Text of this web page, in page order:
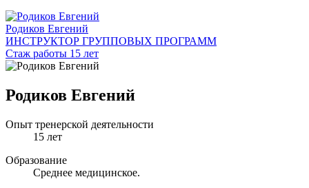
Родиков Евгений
ИНСТРУКТОР ГРУППОВЫХ ПРОГРАММ
Стаж работы 15 лет
Родиков Евгений
Опыт тренерской деятельности
15 лет
Образование
Среднее медицинское.